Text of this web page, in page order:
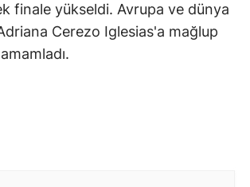
finale yükseldi. Avrupa ve dünya
Cerezo Iglesias'a mağlup